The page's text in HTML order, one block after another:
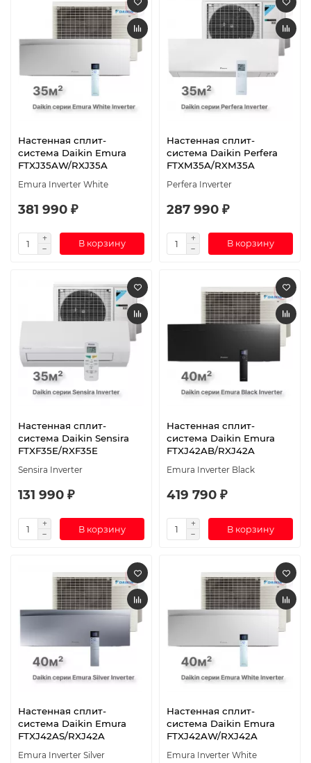
Настенная сплит-
система Daikin Emura
FTXJ35AW/RXJ35A
Emura Inverter White
381 990 ₽
В корзину
Настенная сплит-
система Daikin Perfera
FTXM35A/RXM35A
Perfera Inverter
287 990 ₽
В корзину
Настенная сплит-
система Daikin Sensira
FTXF35E/RXF35E
Sensira Inverter
131 990 ₽
В корзину
Настенная сплит-
система Daikin Emura
FTXJ42AB/RXJ42A
Emura Inverter Black
419 790 ₽
В корзину
Настенная сплит-
система Daikin Emura
FTXJ42AS/RXJ42A
Emura Inverter Silver
Настенная сплит-
система Daikin Emura
FTXJ42AW/RXJ42A
Emura Inverter White